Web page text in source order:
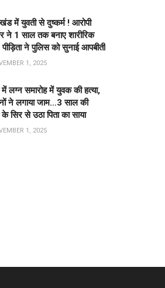
में युवती से दुष्कर्म ! आरोपी
ने 1 साल तक बनाए शारीरिक
ने पुलिस को सुनाई आपबीती
1, 2025
में लग्न समारोह में युवक की हत्या,
ने लगाया जाम…3 साल की
सिर से उठा पिता का साया
1, 2025